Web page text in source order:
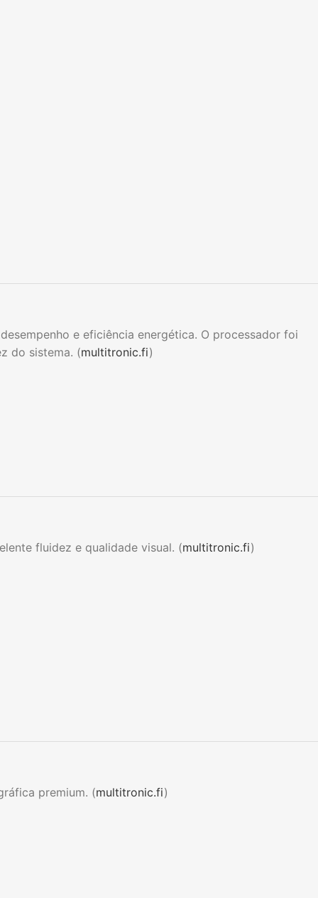
e eficiência energética. O processador foi
do sistema. (multitronic.fi)
fluidez e qualidade visual. (multitronic.fi)
premium. (multitronic.fi)